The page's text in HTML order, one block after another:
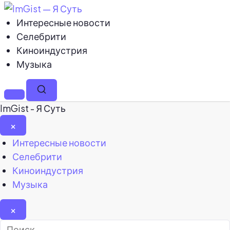
Интересные новости
Селебрити
Киноиндустрия
Музыка
МенюПоиск
ImGist - Я Суть
×
Закрыть
меню
Интересные новости
Селебрити
Киноиндустрия
Музыка
×
Найти: